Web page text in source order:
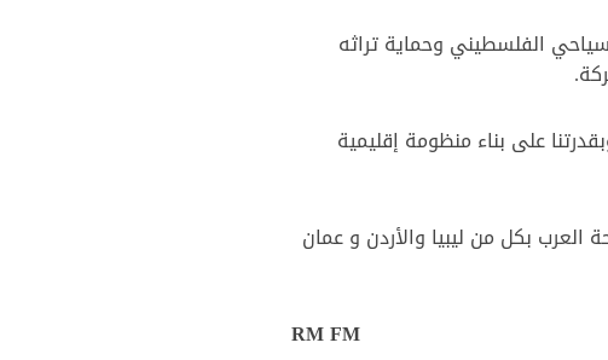
الفلسطيني وحماية تراثه
على بناء منظومة إقليمية
بكل من ليبيا والأردن و عمان
RM FM